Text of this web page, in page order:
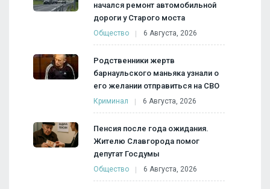
начался ремонт автомобильной
дороги у Старого моста
Общество 6 Августа, 2026
Родственники жертв
барнаульского маньяка узнали о
его желании отправиться на СВО
Криминал 6 Августа, 2026
Пенсия после года ожидания.
Жителю Славгорода помог
депутат Госдумы
Общество 6 Августа, 2026